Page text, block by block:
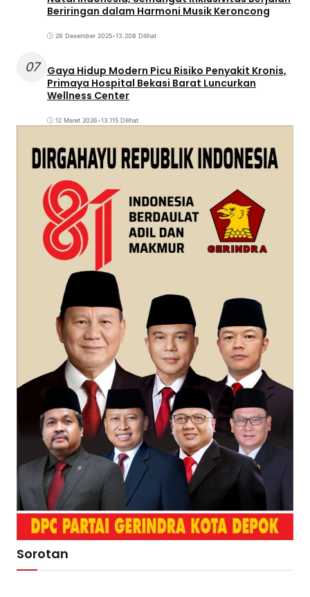
Beriringan dalam Harmoni Musik Keroncong
28 Desember 2025•13.208 Dilihat
07
Gaya Hidup Modern Picu Risiko Penyakit Kronis,
Primaya Hospital Bekasi Barat Luncurkan
Wellness Center
12 Maret 2026•13.115 Dilihat
Sorotan